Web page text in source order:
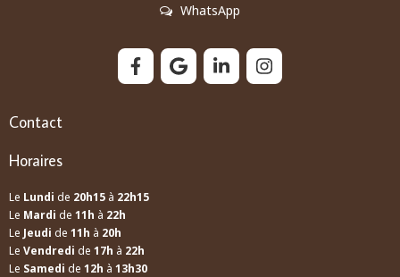
WhatsApp
Contact
Horaires
Le Lundi de 20h15 à 22h15
Le Mardi de 11h à 22h
Le Jeudi de 11h à 20h
Le Vendredi de 17h à 22h
Le Samedi de 12h à 13h30